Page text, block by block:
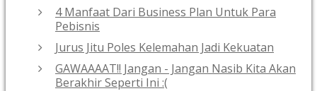
4 Manfaat Dari Business Plan Untuk Para
Pebisnis
Jurus Jitu Poles Kelemahan Jadi Kekuatan
GAWAAAAT!! Jangan - Jangan Nasib Kita Akan
Berakhir Seperti Ini :(